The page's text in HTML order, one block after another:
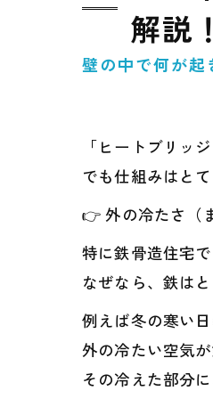
解説！
壁の中で何が
「ヒートブリッ
でも仕組みはと
👉 外の冷たさ（
特に鉄骨造住宅
なぜなら、鉄は
例えば冬の寒い
外の冷たい空気
その冷えた部分